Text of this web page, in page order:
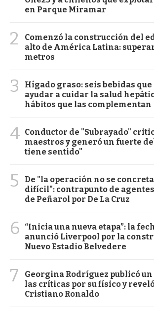
en Parque Miramar
2
Comenzó la construcción del
alto de América Latina:
metros
3
Hígado graso: seis bebidas que
ayudar a cuidar la salud
hábitos que las complementan
4 Conductor de "Subrayado"
maestros y generó un fuerte
tiene sentido"
5
De "la operación no se
difícil": contrapunto de
de Peñarol por De La Cruz
6
“Inicia una nueva etapa”: la
anunció Liverpool por la
Nuevo Estadio Belvedere
7
Georgina Rodríguez publicó
las críticas por su físico y
Cristiano Ronaldo